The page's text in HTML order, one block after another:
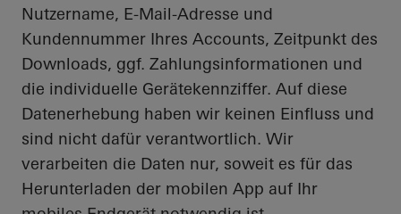
Nutzername, E-Mail-Adresse und
Kundennummer Ihres Accounts, Zeitpunkt des
Downloads, ggf. Zahlungsinformationen und
die individuelle Gerätekennziffer. Auf diese
Datenerhebung haben wir keinen Einfluss und
sind nicht dafür verantwortlich. Wir
verarbeiten die Daten nur, soweit es für das
Herunterladen der mobilen App auf Ihr